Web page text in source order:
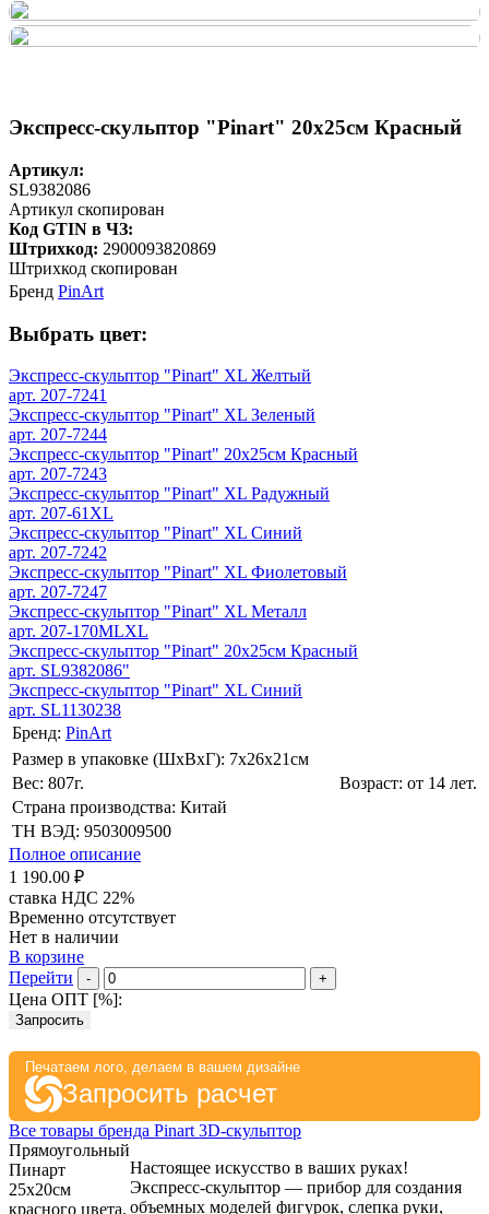
Экспресс-скульптор "Pinart" 20х25см Красный
Артикул:
SL9382086
Артикул скопирован
Код GTIN в ЧЗ:
Штрихкод: 2900093820869
Штрихкод скопирован
Бренд PinArt
Выбрать цвет:
Экспресс-скульптор "Pinart" XL Желтый
арт. 207-7241
Экспресс-скульптор "Pinart" XL Зеленый
арт. 207-7244
Экспресс-скульптор "Pinart" 20х25см Красный
арт. 207-7243
Экспресс-скульптор "Pinart" XL Радужный
арт. 207-61XL
Экспресс-скульптор "Pinart" XL Синий
арт. 207-7242
Экспресс-скульптор "Pinart" XL Фиолетовый
арт. 207-7247
Экспресс-скульптор "Pinart" XL Металл
арт. 207-170MLXL
Экспресс-скульптор "Pinart" 20х25см Красный
арт. SL9382086"
Экспресс-скульптор "Pinart" XL Синий
арт. SL1130238
Бренд: PinArt
Размер в упаковке (ШхВxГ): 7х26х21cм
Вес: 807г.
Возраст: от 14 лет.
Страна производства: Китай
ТН ВЭД: 9503009500
Полное описание
1 190.00 ₽
ставка НДС 22%
Временно отсутствует
Нет в наличии
В корзине
Перейти
- +
Цена ОПТ [%]:
Запросить
Печатаем лого, делаем в вашем дизайне
Запросить расчет
Все товары бренда Pinart 3D-скульптор
Прямоугольный
Пинарт
25х20см
красного цвета.
Настоящее искусство в ваших руках!
Экспресс-скульптор — прибор для создания
объемных моделей фигурок, слепка руки,